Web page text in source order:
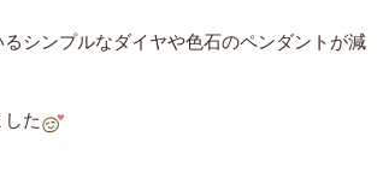
シンプルなダイヤや色石のペンダントが減
た